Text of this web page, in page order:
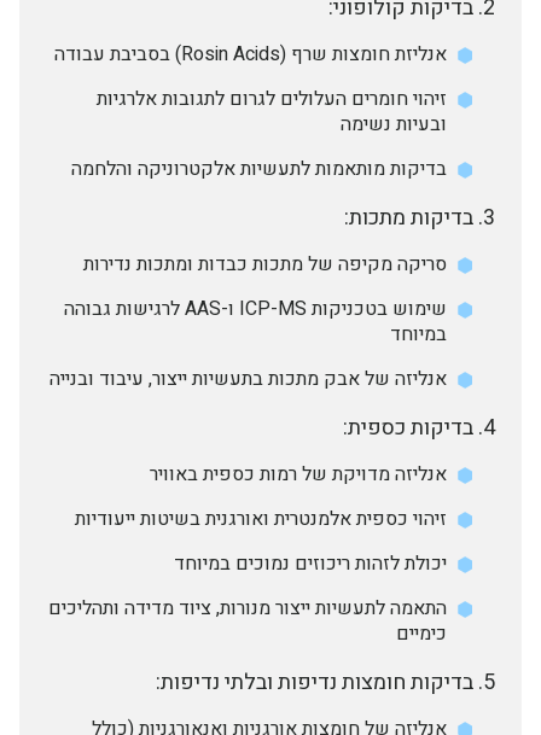
בדיקות קולופוני:
אנליזת חומצות שרף (Rosin Acids) בסביבת עבודה
זיהוי חומרים העלולים לגרום לתגובות אלרגיות
ובעיות נשימה
בדיקות מותאמות לתעשיות אלקטרוניקה והלחמה
בדיקות מתכות:
סריקה מקיפה של מתכות כבדות ומתכות נדירות
שימוש בטכניקות ICP-MS ו-AAS לרגישות גבוהה
במיוחד
אנליזה של אבק מתכות בתעשיות ייצור, עיבוד ובנייה
בדיקות כספית:
אנליזה מדויקת של רמות כספית באוויר
זיהוי כספית אלמנטרית ואורגנית בשיטות ייעודיות
יכולת לזהות ריכוזים נמוכים במיוחד
התאמה לתעשיות ייצור מנורות, ציוד מדידה ותהליכים
כימיים
בדיקות חומצות נדיפות ובלתי נדיפות:
אנליזה של חומצות אורגניות ואנאורגניות (כולל